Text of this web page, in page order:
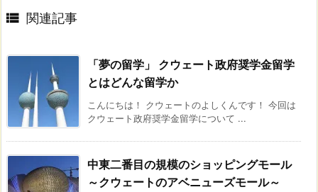
 関連記事
「夢の留学」 クウェート政府奨学金留学
とはどんな留学か
こんにちは！ クウェートのよしくんです！ 今回は
クウェート政府奨学金留学について ...
中東二番目の規模のショッピングモール
～クウェートのアベニューズモール～